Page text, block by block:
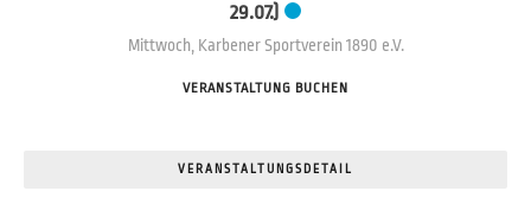
29.07.)
Mittwoch, Karbener Sportverein 1890 e.V.
VERANSTALTUNG BUCHEN
VERANSTALTUNGSDETAIL